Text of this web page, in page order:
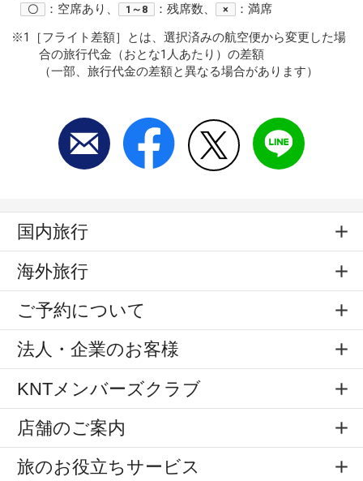
〇 ：空席あり、 1～8 ：残席数、 ×
：満席
※1［フライト差額］とは、選択済みの航空便から変更した場
合の旅行代金（おとな1人あたり）の差額
（一部、旅行代金の差額と異なる場合があります）
国内旅行
海外旅行
ご予約について
法人・企業のお客様
KNTメンバーズクラブ
店舗のご案内
旅のお役立ちサービス